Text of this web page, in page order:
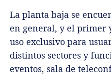
La planta baja se
en general, y el primer
uso exclusivo para
distintos sectores y
eventos, sala de